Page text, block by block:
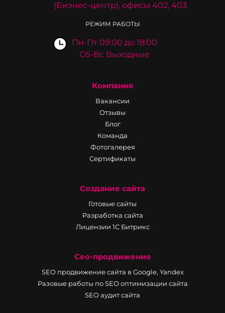
(Бизнес-центр), офисы 402, 403
РЕЖИМ РАБОТЫ
Пн-Пт 09:00 до 18:00
Сб-Вс Выходные
Компания
Вакансии
Отзывы
Блог
Команда
Фотогалерея
Сертификаты
Создание сайта
Готовые сайты
Разработка сайта
Лицензии 1С Битрикс
Сео-продвижение
SEO продвижение сайта в Google, Yandex
Разовые работы по SEO оптимизации сайта
SEO аудит сайта